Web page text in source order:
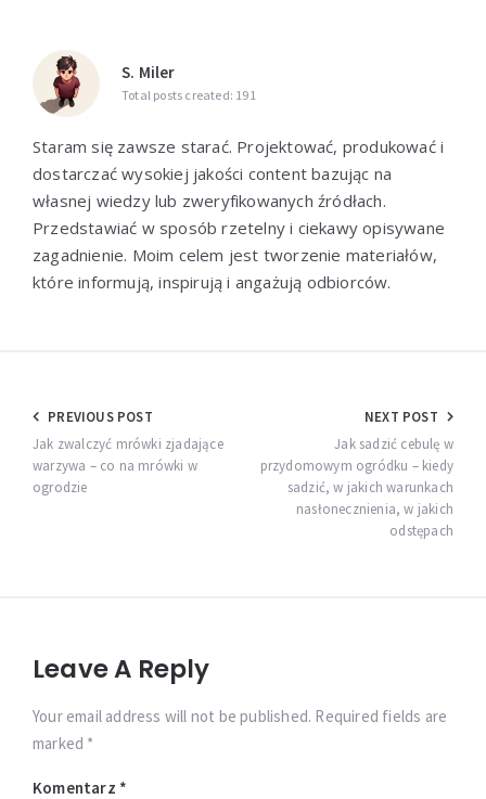
S. Miler
Total posts created: 191
Staram się zawsze starać. Projektować, produkować i
dostarczać wysokiej jakości content bazując na
własnej wiedzy lub zweryfikowanych źródłach.
Przedstawiać w sposób rzetelny i ciekawy opisywane
zagadnienie. Moim celem jest tworzenie materiałów,
które informują, inspirują i angażują odbiorców.
Nawigacja
wpisu
PREVIOUS POST
Jak zwalczyć mrówki zjadające
warzywa – co na mrówki w
ogrodzie
NEXT POST
Jak sadzić cebulę w
przydomowym ogródku – kiedy
sadzić, w jakich warunkach
nasłonecznienia, w jakich
odstępach
Leave A Reply
Your email address will not be published. Required fields are
marked *
Komentarz *